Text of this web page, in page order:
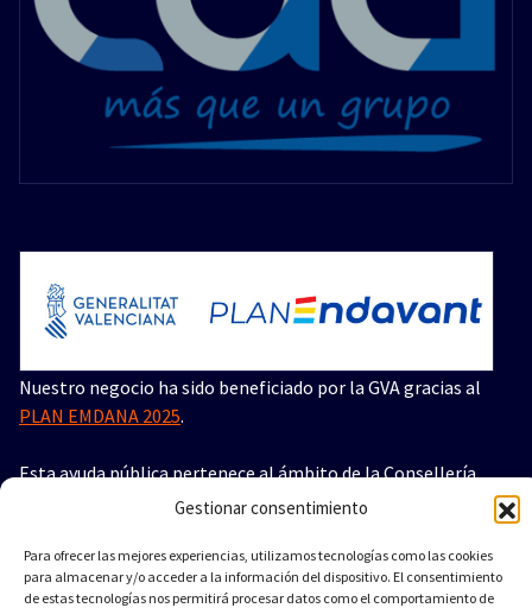
Gestionar consentimiento
Para ofrecer las mejores experiencias, utilizamos tecnologías como las cookies
para almacenar y/o acceder a la información del dispositivo. El consentimiento
de estas tecnologías nos permitirá procesar datos como el comportamiento de
Nuestro negocio ha sido beneficiado por la GVA gracias al
PLAN EMDANA 2025.
Esta ayuda pública pertenece al ámbito de la Consellería
de Innovación, Industria, Comercio y Turismo de la GVA
afectados por la Dana de 2024 en la Comunitat Valenciana.
Importe concedido en la ayuda: 30.000€